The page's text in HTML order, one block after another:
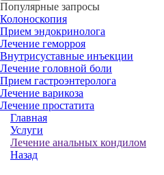
Популярные запросы
Колоноскопия
Прием эндокринолога
Лечение геморроя
Внутрисуставные инъекции
Лечение головной боли
Прием гастроэнтеролога
Лечение варикоза
Лечение простатита
Главная
Услуги
Лечение анальных кондилом
Назад